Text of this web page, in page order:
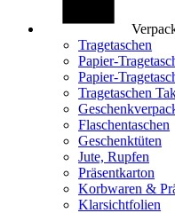
Tragetaschen
Papier-
Papier-
Tragetaschen
Flaschentaschen
Geschenktüten
Jute, Rupfen
Präsentkarton
Korbwaren &
Klarsichtfolien